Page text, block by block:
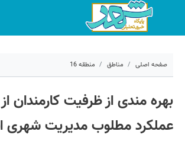
صفحه اصلی مناطق منطقه 16
کد مطلب:
بهره مندی از ظرفیت کارمندان
عملکرد مطلوب مدیریت